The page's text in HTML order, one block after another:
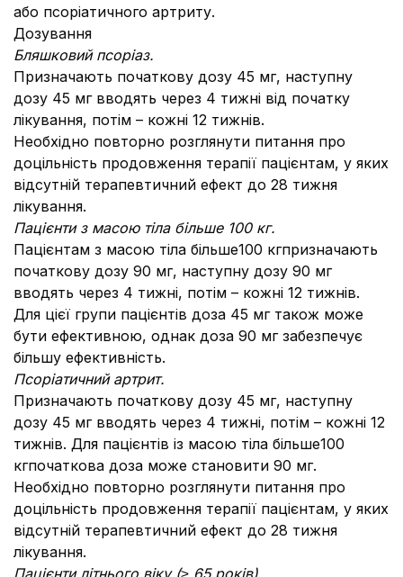
або псоріатичного артриту.
Дозування
Бляшковий псоріаз.
Призначають початкову дозу 45 мг, наступну
дозу 45 мг вводять через 4 тижні від початку
лікування, потім – кожні 12 тижнів.
Необхідно повторно розглянути питання про
доцільність продовження терапії пацієнтам, у яких
відсутній терапевтичний ефект до 28 тижня
лікування.
Пацієнти з масою тіла більше 100 кг.
Пацієнтам з масою тіла більше100 кгпризначають
початкову дозу 90 мг, наступну дозу 90 мг
вводять через 4 тижні, потім – кожні 12 тижнів.
Для цієї групи пацієнтів доза 45 мг також може
бути ефективною, однак доза 90 мг забезпечує
більшу ефективність.
Псоріатичний артрит.
Призначають початкову дозу 45 мг, наступну
дозу 45 мг вводять через 4 тижні, потім – кожні 12
тижнів. Для пацієнтів із масою тіла більше100
кгпочаткова доза може становити 90 мг.
Необхідно повторно розглянути питання про
доцільність продовження терапії пацієнтам, у яких
відсутній терапевтичний ефект до 28 тижня
лікування.
Пацієнти літнього віку (≥ 65 років).